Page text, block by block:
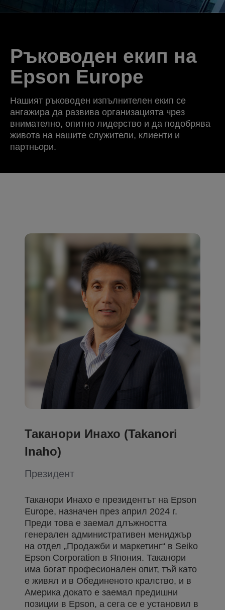
Ръководен екип на
Epson Europe
Нашият ръководен изпълнителен екип се
ангажира да развива организацията чрез
внимателно, опитно лидерство и да подобрява
живота на нашите служители, клиенти и
партньори.
Таканори Инахо (Takanori
Inaho)
Президент
Таканори Инахо е президентът на Epson
Europe, назначен през април 2024 г.
Преди това е заемал длъжността
генерален административен мениджър
на отдел „Продажби и маркетинг“ в Seiko
Epson Corporation в Япония. Таканори
има богат професионален опит, тъй като
е живял и в Обединеното кралство, и в
Америка докато е заемал предишни
позиции в Epson, а сега се е установил в